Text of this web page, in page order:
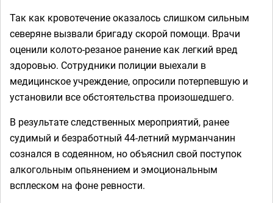
Так как кровотечение оказалось слишком сильным
северяне вызвали бригаду скорой помощи. Врачи
оценили колото-резаное ранение как легкий вред
здоровью. Сотрудники полиции выехали в
медицинское учреждение, опросили потерпевшую и
установили все обстоятельства произошедшего.
В результате следственных мероприятий, ранее
судимый и безработный 44-летний мурманчанин
сознался в содеянном, но объяснил свой поступок
алкогольным опьянением и эмоциональным
всплеском на фоне ревности.